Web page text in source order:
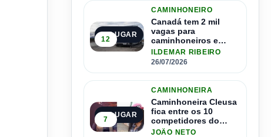
3º LUGAR
12
CAMINHONEIRO
Canadá tem 2 mil
vagas para
caminhoneiros e
salário de até R$ 24
mil por mês
ILDEMAR RIBEIRO
26/07/2026
4º LUGAR
7
CAMINHONEIRA
Caminhoneira Cleusa
fica entre os 10
competidores do
Master Driver Brasil
JOÃO NETO